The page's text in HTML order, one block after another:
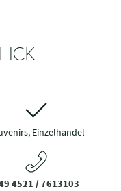
Einzelhandel
4521 / 7613103